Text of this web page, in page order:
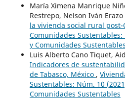
María Ximena Manrique
Restrepo, Nelson Iván Erazo
la vivienda social rural post-
Comunidades
y Comunidades Sustentables
Luis Alberto Cano Tiquet,
Indicadores de
de Tabasco, México ,
Sustentables: Núm. 10
Comunidades Sustentables